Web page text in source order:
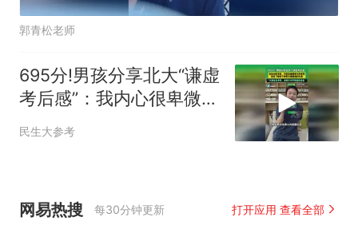
郭青松老师
695分!男孩分享北大“谦虚
考后感”：我内心很卑微，
只想去看看更大的世界
民生大参考
网易热搜 每30分钟更新 打开应用 查看全部